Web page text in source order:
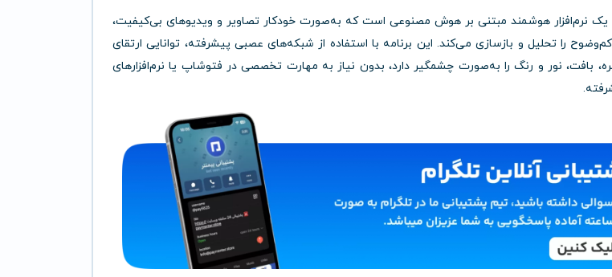
یک نرم‌افزار هوشمند مبتنی بر هوش مصنوعی است که به‌صورت خودکار تصاویر و ویدیوهای بی‌کیفیت،
را تحلیل و بازسازی می‌کند. این برنامه با استفاده از شبکه‌های عصبی پیشرفته، توانایی ارتقای
بافت، نور و رنگ را به‌صورت چشمگیر دارد، بدون نیاز به مهارت تخصصی در فتوشاپ یا نرم‌افزارهای